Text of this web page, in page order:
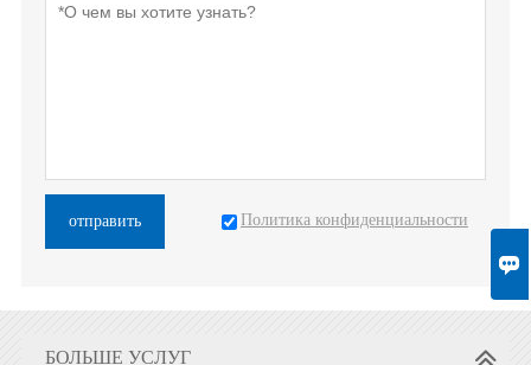

отправить Политика конфиденциальности
БОЛЬШЕ УСЛУГ